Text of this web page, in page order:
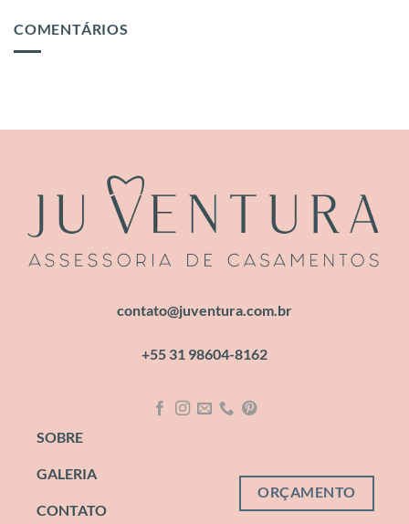
COMENTÁRIOS
contato@juventura.com.br
+55 31 98604-8162
SOBRE
GALERIA
CONTATO
ORÇAMENTO